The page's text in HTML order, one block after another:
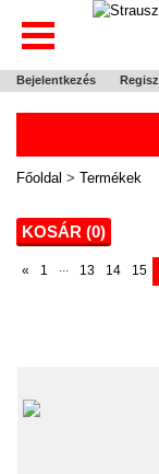
Bejelentkezés
Főoldal > Termékek
KOSÁR (0)
« 1 ... 13 14 15